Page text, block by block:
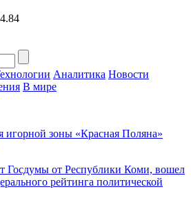
Аналитика Новости
В мире
игорной зоны «Красная Поляна»
Госдумы от Республики Коми, вошел
рейтинга политической